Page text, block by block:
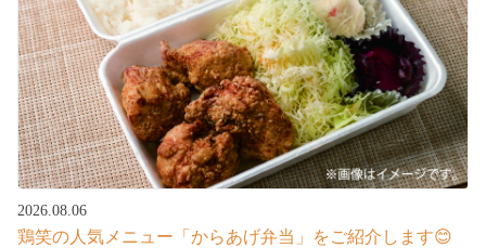
2026.08.06
鶏笑の人気メニュー「からあげ弁当」をご紹介します😊